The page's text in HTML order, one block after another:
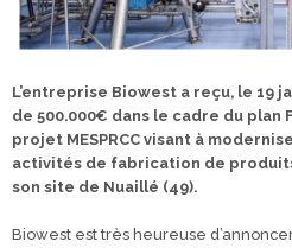
L’entreprise Biowest a reçu, le 19
de 500.000€ dans le cadre du plan
projet MESPRCC visant à
activités de fabrication de
son site de Nuaillé (49).
Biowest est très heureuse